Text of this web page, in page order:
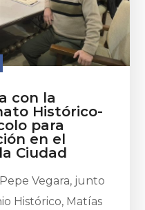
con la
Histórico-
para
en el
Ciudad
Vegara, junto
Histórico, Matías